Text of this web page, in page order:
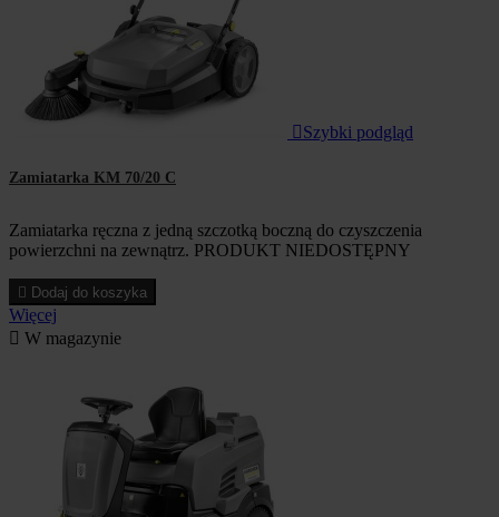
 Szybki podgląd
Zamiatarka KM 70/20 C
Zamiatarka ręczna z jedną szczotką boczną do czyszczenia
powierzchni na zewnątrz. PRODUKT NIEDOSTĘPNY
 Dodaj do koszyka
Więcej
 W magazynie